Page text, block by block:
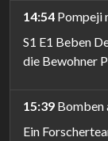
14:54 Pompeji
S1 E1 Beben
die Bewohner
15:39 Bomben
Ein